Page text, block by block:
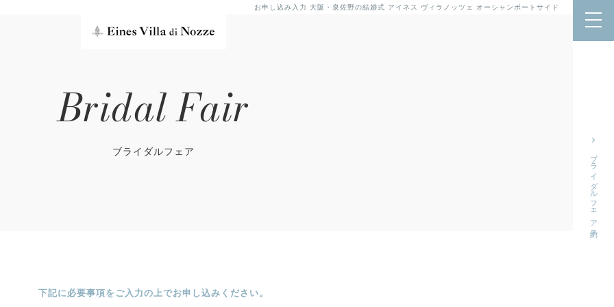
お申し込み入力 大阪・泉佐野の結婚式 アイネス ヴィラノッツェ オーシャンポートサイド
ブライダルフェア予約
Bridal Fair
ブライダルフェア
下記に必要事項をご入力の上でお申し込みください。